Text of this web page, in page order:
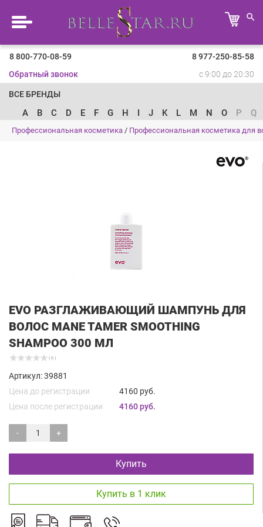
8 800-770-08-59
8 977-250-85-58
Обратный звонок
с 9:00 до 20:30
ВСЕ БРЕНДЫ
A B C D E F G H I J K L M N O P Q
Профессиональная косметика / Профессиональная косметика для
EVO РАЗГЛАЖИВАЮЩИЙ ШАМПУНЬ ДЛЯ
ВОЛОС MANE TAMER SMOOTHING
SHAMPOO 300 МЛ
( 0 )
Артикул: 39881
Цена до регистрации
4160 руб.
Цена после регистрации
4160 руб.
- +
Купить
Купить в 1 клик